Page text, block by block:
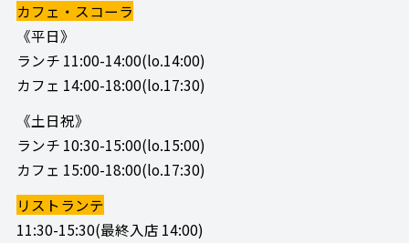
カフェ・スコーラ
《平日》
ランチ 11:00-14:00(lo.14:00)
カフェ 14:00-18:00(lo.17:30)
《土日祝》
ランチ 10:30-15:00(lo.15:00)
カフェ 15:00-18:00(lo.17:30)
リストランテ
11:30-15:30(最終入店 14:00)